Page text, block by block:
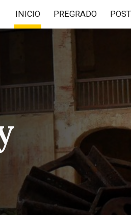
Skip to navigation
INICIO PREGRADO